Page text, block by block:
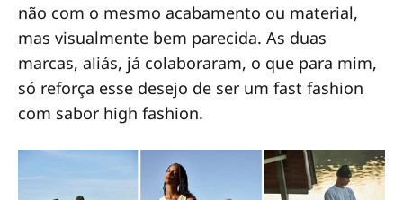
não com o mesmo acabamento ou material,
mas visualmente bem parecida. As duas
marcas, aliás, já colaboraram, o que para mim,
só reforça esse desejo de ser um fast fashion
com sabor high fashion.